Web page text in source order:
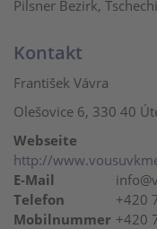
Pilsner Bezirk,
Kontakt
František Vávra
Olešovice 6, 330 40
Webseite
http://
E-Mail
Telefon
+420
Mobilnummer +420